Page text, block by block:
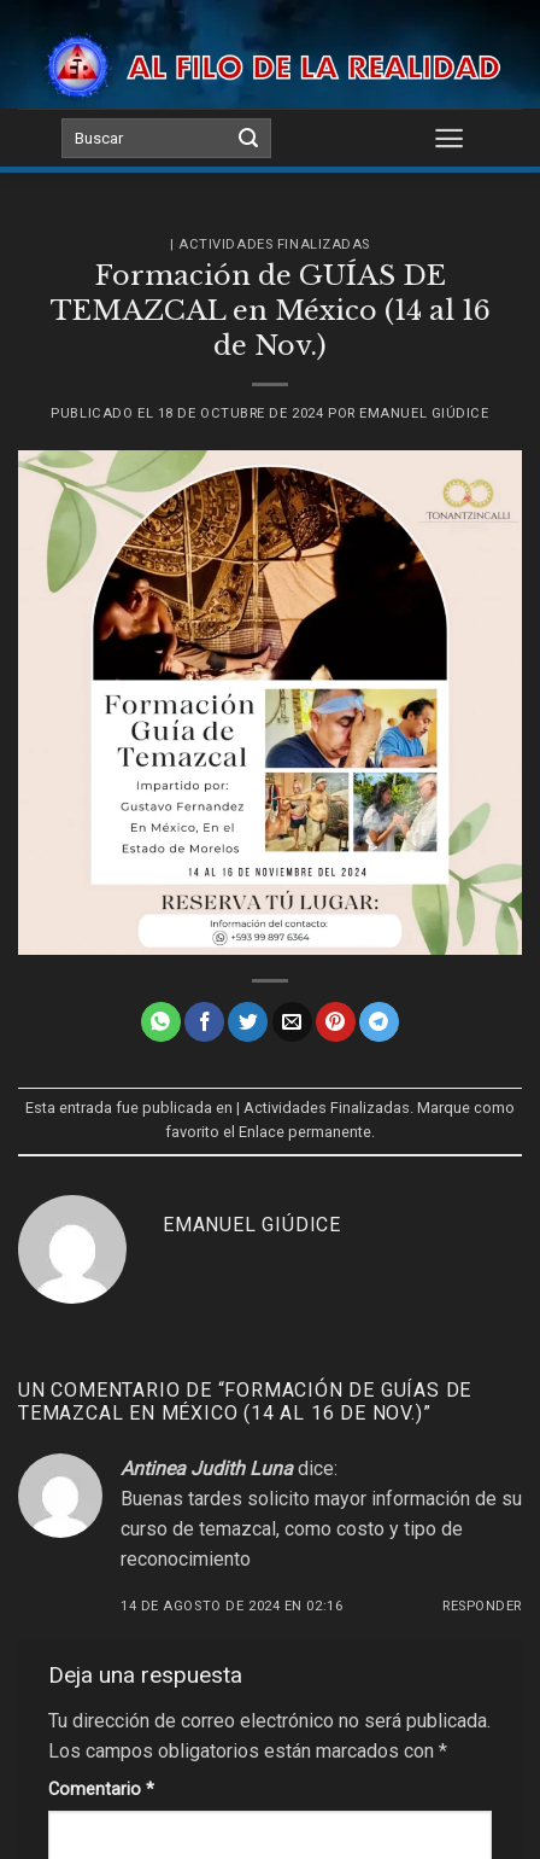
content
| ACTIVIDADES FINALIZADAS
Formación de GUÍAS DE
TEMAZCAL en México (14 al 16
de Nov.)
PUBLICADO EL 18 DE OCTUBRE DE 2024 POR EMANUEL GIÚDICE
Esta entrada fue publicada en | Actividades Finalizadas . Marque como
favorito el Enlace permanente
EMANUEL GIÚDICE
UN COMENTARIO DE “FORMACIÓN DE GUÍAS DE
TEMAZCAL EN MÉXICO (14 AL 16 DE NOV.)”
Antinea Judith Luna dice:
Buenas tardes solicito mayor información de su
curso de temazcal, como costo y tipo de
reconocimiento
14 DE AGOSTO DE 2024 EN 02:16 RESPONDER
Deja una respuesta
Tu dirección de correo electrónico no será publicada.
Los campos obligatorios están marcados con *
Comentario *